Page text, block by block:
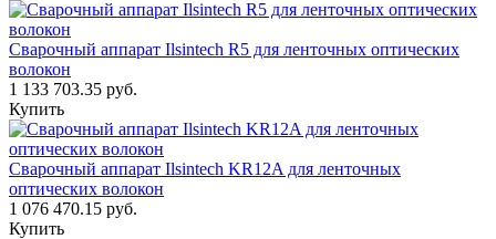
Сварочный аппарат Ilsintech R5 для ленточных оптических
волокон
1 133 703.35 руб.
Купить
Сварочный аппарат Ilsintech KR12A для ленточных
оптических волокон
1 076 470.15 руб.
Купить